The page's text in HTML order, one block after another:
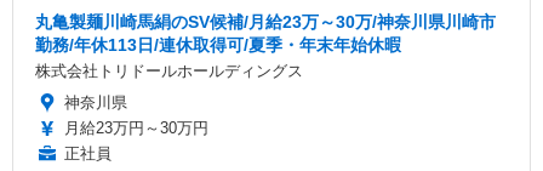
丸亀製麺川崎馬絹のSV候補/月給23万～30万/神奈川県川崎市
勤務/年休113日/連休取得可/夏季・年末年始休暇
株式会社トリドールホールディングス
神奈川県
月給23万円～30万円
正社員